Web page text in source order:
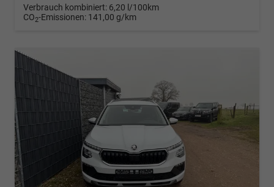
Verbrauch kombiniert: 6,20 l/100km
CO2-Emissionen: 141,00 g/km